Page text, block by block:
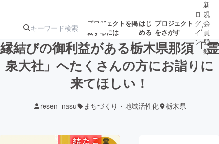
プロジェクトを掲
載するには
はじ
める
プロジェクト
をさがす
注目の新着プロ 募集終了が近いプ
ロ
グ
イ
ン
/
新
規
会
員
登
録
縁結びの御利益がある栃木県那須「霊
泉大社」へたくさんの方にお詣りに
来てほしい！
resen_nasu まちづくり・地域活性化 栃木県